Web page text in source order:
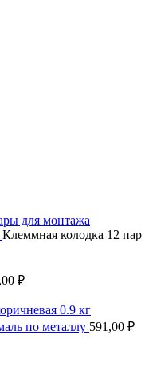
для монтажа
Клеммная колодка 12 пар
₽
по металлу 591,00 ₽